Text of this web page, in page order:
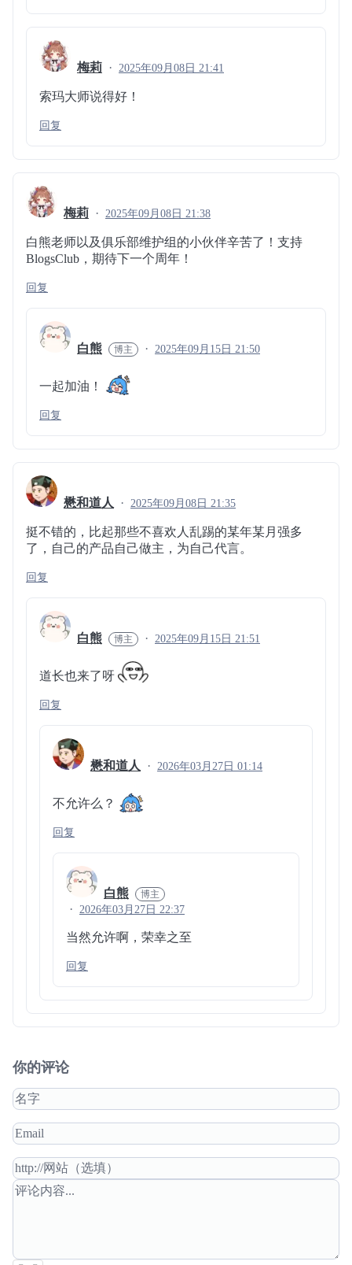
梅莉 2025年09月08日 21:41
索玛大师说得好！
回复
梅莉 2025年09月08日 21:38
白熊老师以及俱乐部维护组的小伙伴辛苦了！支持
BlogsClub，期待下一个周年！
回复
白熊 2025年09月15日 21:50
一起加油！
回复
懋和道人 2025年09月08日 21:35
挺不错的，比起那些不喜欢人乱踢的某年某月强多
了，自己的产品自己做主，为自己代言。
回复
白熊 2025年09月15日 21:51
道长也来了呀
回复
懋和道人 2026年03月27日 01:14
不允许么？
回复
白熊
2026年03月27日 22:37
当然允许啊，荣幸之至
回复
你的评论